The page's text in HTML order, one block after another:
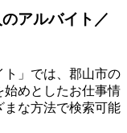
アルバイト／
ト」では、郡山市の
始めとしたお仕事情
まな方法で検索可能